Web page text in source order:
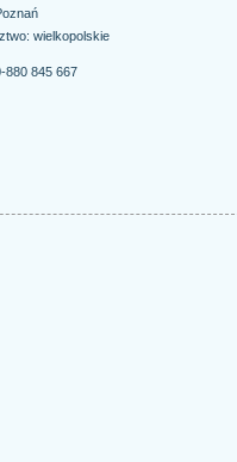
wielkopolskie
880 845 667